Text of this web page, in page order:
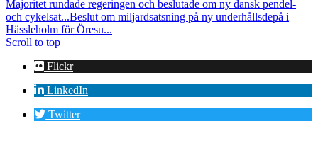
Majoritet rundade regeringen och beslutade om ny dansk pendel-
och cykelsat...Beslut om miljardsatsning på ny underhållsdepå i
Hässleholm för Öresu...
Scroll to top
Flickr
LinkedIn
Twitter